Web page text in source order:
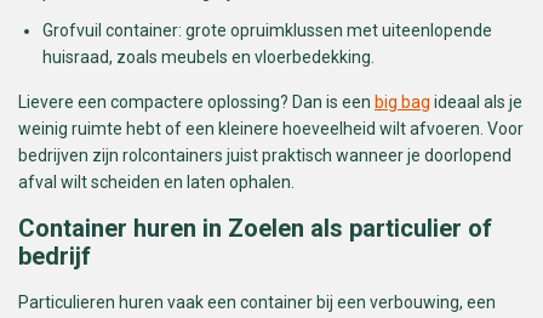
Grofvuil container: grote opruimklussen met uiteenlopende
huisraad, zoals meubels en vloerbedekking.
Lievere een compactere oplossing? Dan is een big bag ideaal als je
weinig ruimte hebt of een kleinere hoeveelheid wilt afvoeren. Voor
bedrijven zijn rolcontainers juist praktisch wanneer je doorlopend
afval wilt scheiden en laten ophalen.
Container huren in Zoelen als particulier of
bedrijf
Particulieren huren vaak een container bij een verbouwing, een